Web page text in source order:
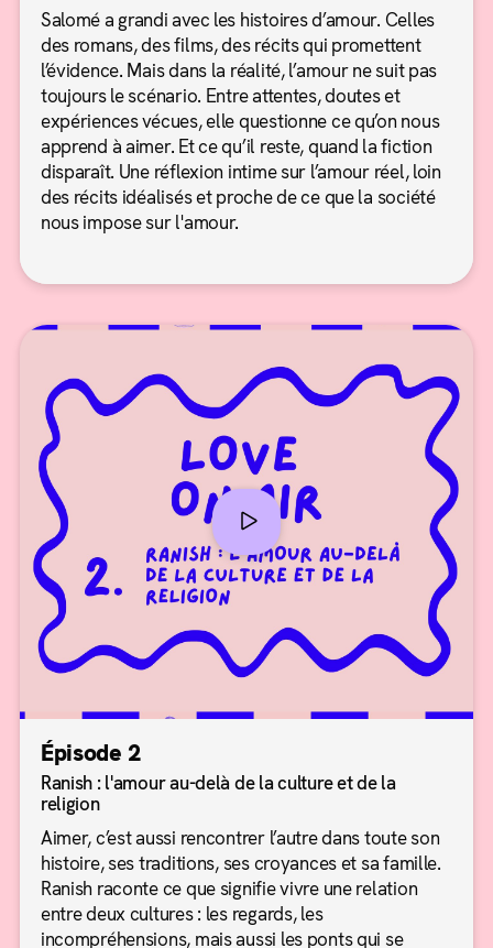
Salomé a grandi avec les histoires d’amour. Celles
des romans, des films, des récits qui promettent
l’évidence. Mais dans la réalité, l’amour ne suit pas
toujours le scénario. Entre attentes, doutes et
expériences vécues, elle questionne ce qu’on nous
apprend à aimer. Et ce qu’il reste, quand la fiction
disparaît. Une réflexion intime sur l’amour réel, loin
des récits idéalisés et proche de ce que la société
nous impose sur l'amour.
Épisode 2
Ranish : l'amour au-delà de la culture et de la
religion
Aimer, c’est aussi rencontrer l’autre dans toute son
histoire, ses traditions, ses croyances et sa famille.
Ranish raconte ce que signifie vivre une relation
entre deux cultures : les regards, les
incompréhensions, mais aussi les ponts qui se